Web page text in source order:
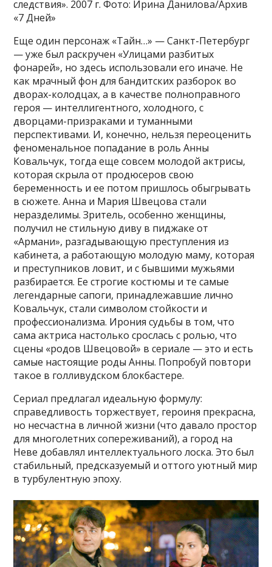
следствия». 2007 г. Фото: Ирина Данилова/Архив
«7 Дней»
Еще один персонаж «Тайн…» — Санкт-Петербург
— уже был раскручен «Улицами разбитых
фонарей», но здесь использовали его иначе. Не
как мрачный фон для бандитских разборок во
дворах-колодцах, а в качестве полноправного
героя — интеллигентного, холодного, с
дворцами-призраками и туманными
перспективами. И, конечно, нельзя переоценить
феноменальное попадание в роль Анны
Ковальчук, тогда еще совсем молодой актрисы,
которая скрыла от продюсеров свою
беременность и ее потом пришлось обыгрывать
в сюжете. Анна и Мария Швецова стали
неразделимы. Зритель, особенно женщины,
получил не стильную диву в пиджаке от
«Армани», разгадывающую преступления из
кабинета, а работающую молодую маму, которая
и преступников ловит, и с бывшими мужьями
разбирается. Ее строгие костюмы и те самые
легендарные сапоги, принадлежавшие лично
Ковальчук, стали символом стойкости и
профессионализма. Ирония судьбы в том, что
сама актриса настолько срослась с ролью, что
сцены «родов Швецовой» в сериале — это и есть
самые настоящие роды Анны. Попробуй повтори
такое в голливудском блокбастере.
Сериал предлагал идеальную формулу:
справедливость торжествует, героиня прекрасна,
но несчастна в личной жизни (что давало простор
для многолетних сопереживаний), а город на
Неве добавлял интеллектуального лоска. Это был
стабильный, предсказуемый и оттого уютный мир
в турбулентную эпоху.